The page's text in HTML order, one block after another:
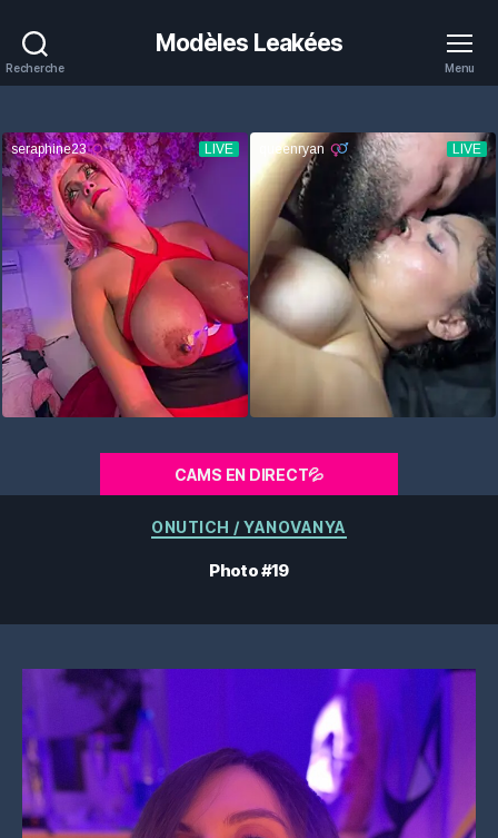
Recherche
Modèles Leakées
Menu
CAMS EN DIRECT💦
Catégories
ONUTICH / YANOVANYA
Photo #19